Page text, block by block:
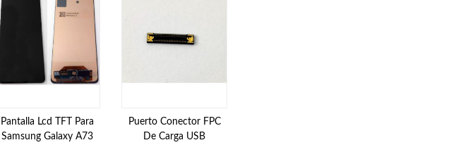
Pantalla Lcd TFT Para
Samsung Galaxy A73
Puerto Conector FPC
De Carga USB